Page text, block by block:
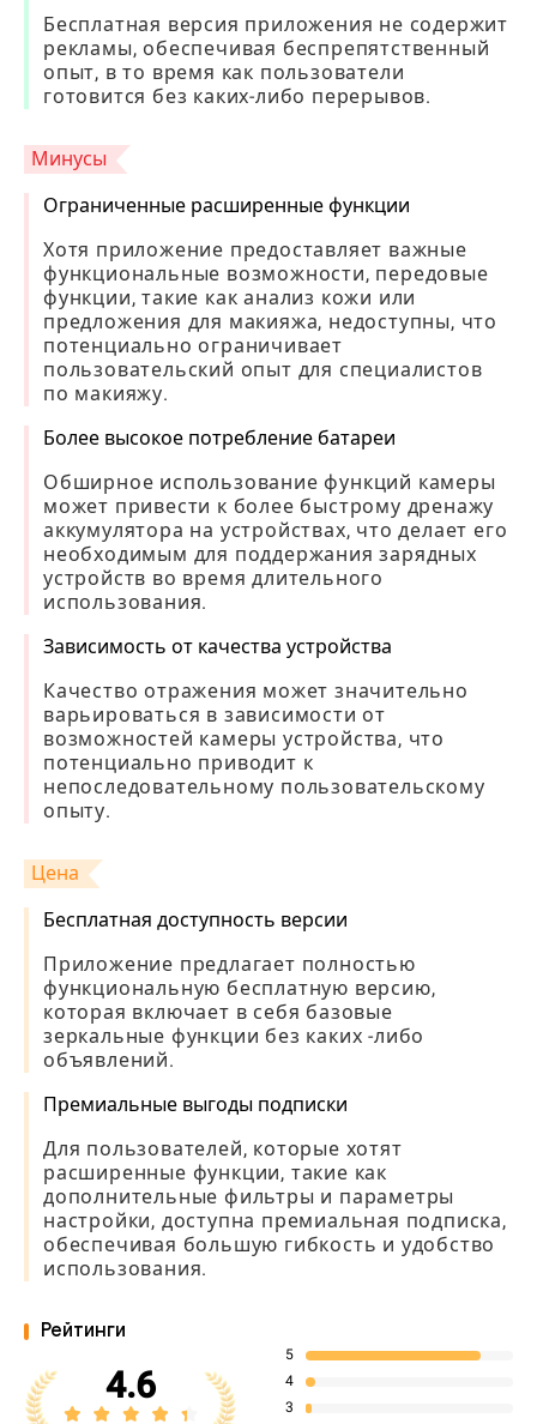
Бесплатная версия приложения не содержит
рекламы, обеспечивая беспрепятственный
опыт, в то время как пользователи
готовится без каких-либо перерывов.
Минусы
Ограниченные расширенные функции
Хотя приложение предоставляет важные
функциональные возможности, передовые
функции, такие как анализ кожи или
предложения для макияжа, недоступны, что
потенциально ограничивает
пользовательский опыт для специалистов
по макияжу.
Более высокое потребление батареи
Обширное использование функций камеры
может привести к более быстрому дренажу
аккумулятора на устройствах, что делает его
необходимым для поддержания зарядных
устройств во время длительного
использования.
Зависимость от качества устройства
Качество отражения может значительно
варьироваться в зависимости от
возможностей камеры устройства, что
потенциально приводит к
непоследовательному пользовательскому
опыту.
Цена
Бесплатная доступность версии
Приложение предлагает полностью
функциональную бесплатную версию,
которая включает в себя базовые
зеркальные функции без каких -либо
объявлений.
Премиальные выгоды подписки
Для пользователей, которые хотят
расширенные функции, такие как
дополнительные фильтры и параметры
настройки, доступна премиальная подписка,
обеспечивая большую гибкость и удобство
использования.
Рейтинги
4.6
5
4
3